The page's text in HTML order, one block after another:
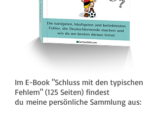
Im E-Book "Schluss mit den typischen
Fehlern" (125 Seiten) findest
du meine persönliche Sammlung aus: